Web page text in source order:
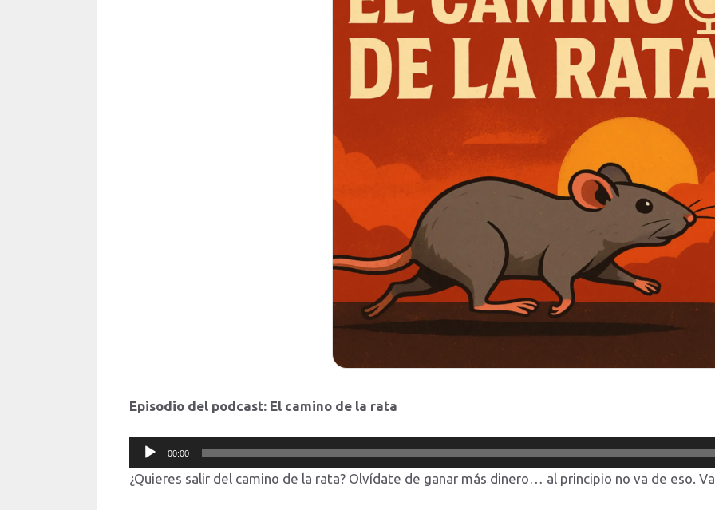
Episodio del podcast: El camino de la rata
Reproductor
de
audio
00:00
¿Quieres salir del camino de la rata? Olvídate de ganar más dinero… al principio no va de eso.